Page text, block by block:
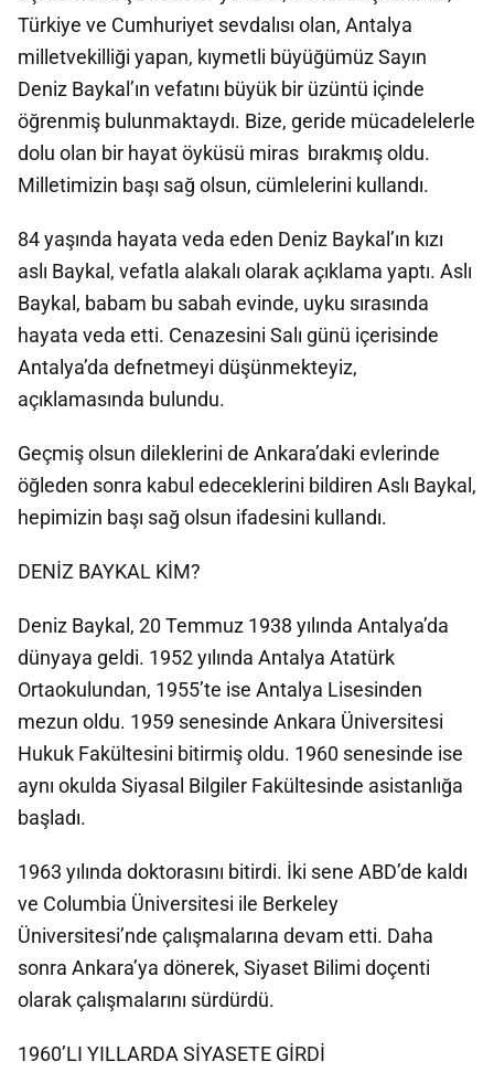
Türkiye ve Cumhuriyet sevdalısı olan, Antalya
milletvekilliği yapan, kıymetli büyüğümüz Sayın
Deniz Baykal’ın vefatını büyük bir üzüntü içinde
öğrenmiş bulunmaktaydı. Bize, geride mücadelelerle
dolu olan bir hayat öyküsü miras bırakmış oldu.
Milletimizin başı sağ olsun, cümlelerini kullandı.
84 yaşında hayata veda eden Deniz Baykal’ın kızı
aslı Baykal, vefatla alakalı olarak açıklama yaptı. Aslı
Baykal, babam bu sabah evinde, uyku sırasında
hayata veda etti. Cenazesini Salı günü içerisinde
Antalya’da defnetmeyi düşünmekteyiz,
açıklamasında bulundu.
Geçmiş olsun dileklerini de Ankara’daki evlerinde
öğleden sonra kabul edeceklerini bildiren Aslı Baykal,
hepimizin başı sağ olsun ifadesini kullandı.
DENİZ BAYKAL KİM?
Deniz Baykal, 20 Temmuz 1938 yılında Antalya’da
dünyaya geldi. 1952 yılında Antalya Atatürk
Ortaokulundan, 1955’te ise Antalya Lisesinden
mezun oldu. 1959 senesinde Ankara Üniversitesi
Hukuk Fakültesini bitirmiş oldu. 1960 senesinde ise
aynı okulda Siyasal Bilgiler Fakültesinde asistanlığa
başladı.
1963 yılında doktorasını bitirdi. İki sene ABD’de kaldı
ve Columbia Üniversitesi ile Berkeley
Üniversitesi’nde çalışmalarına devam etti. Daha
sonra Ankara’ya dönerek, Siyaset Bilimi doçenti
olarak çalışmalarını sürdürdü.
1960’LI YILLARDA SİYASETE GİRDİ